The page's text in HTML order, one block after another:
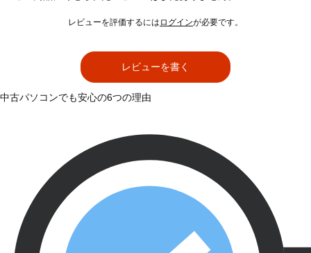
レビューを評価するには ログインが必要です。
レビューを書く
中古パソコンでも安心の6つの理由